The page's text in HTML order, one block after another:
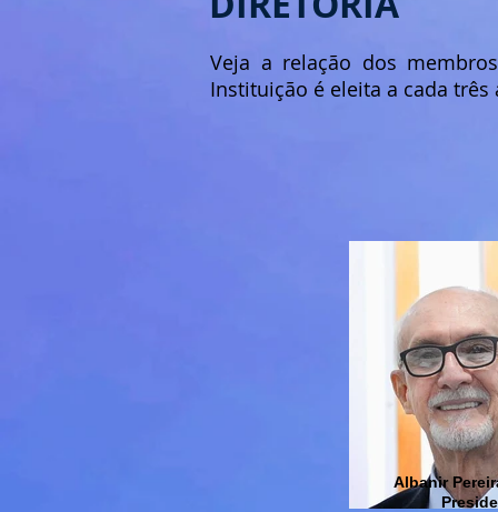
Veja a relação dos
Instituição é eleita a cada
Albanir